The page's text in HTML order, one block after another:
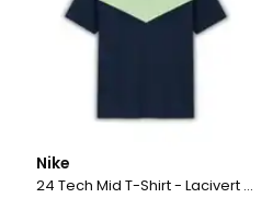
Nike
24 Tech Mid T-Shirt - Lacivert x Turkuaz B